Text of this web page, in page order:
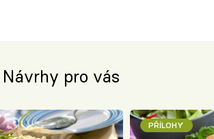
Návrhy pro vás
PŘÍLOHY